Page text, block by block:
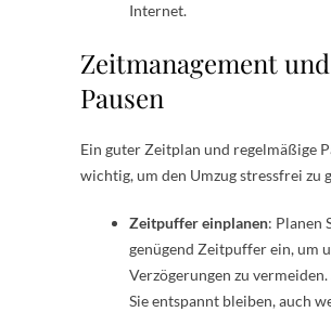
Internet.
Zeitmanagement und
Pausen
Ein guter Zeitplan und regelmäßige
wichtig, um den Umzug stressfrei zu
Zeitpuffer einplanen: Planen
genügend Zeitpuffer ein, um
Verzögerungen zu vermeiden.
Sie entspannt bleiben, auch